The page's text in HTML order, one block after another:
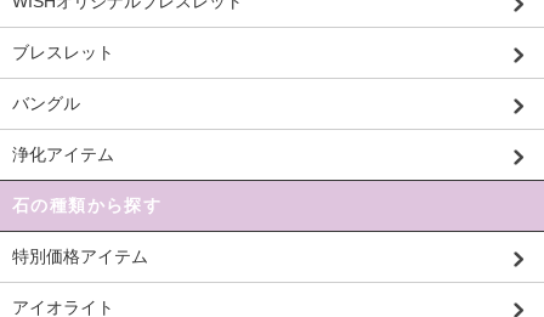
ブレスレット
バングル
浄化アイテム
石の種類から探す
特別価格アイテム
アイオライト